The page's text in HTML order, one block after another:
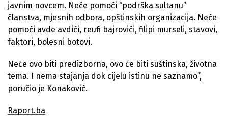
javnim novcem. Neće pomoći “podrška sultanu”
članstva, mjesnih odbora, opštinskih organizacija. Neće
pomoći avde avdići, reufi bajrovići, filipi murseli, stavovi,
faktori, bolesni botovi.
Neće ovo biti predizborna, ovo će biti suštinska, životna
tema. I nema stajanja dok cijelu istinu ne saznamo”,
poručio je Konaković.
Raport.ba